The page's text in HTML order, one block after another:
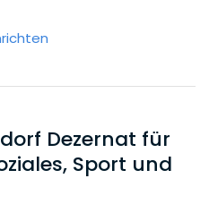
Dezernat für
Sport und